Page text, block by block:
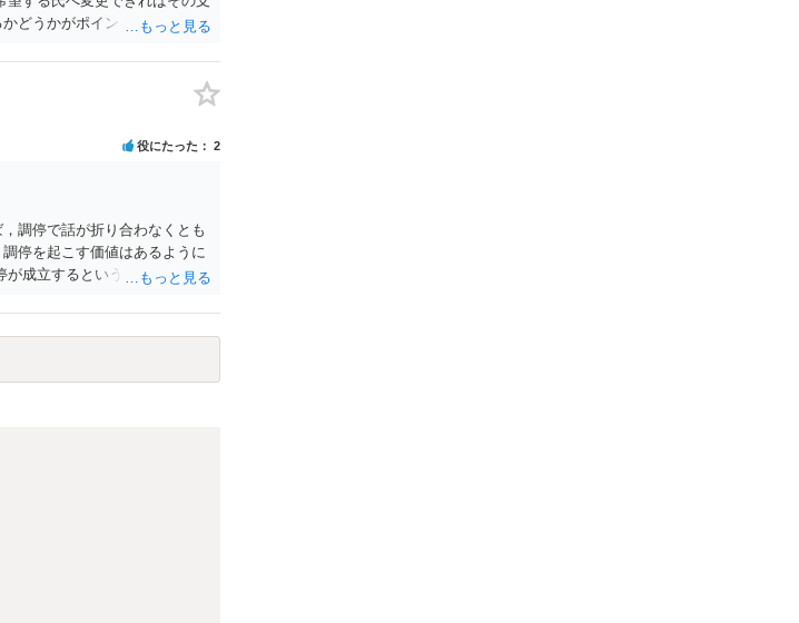
どうかがポイントです。 記録
ば、医学上確立されているPT
ように思います。 精神的・心
ん法律知識も要求されますの
立てに臨んだ方がよいと思わ
役にたった 2
調停で話が折り合わなくとも
停を起こす価値はあるように
成立するということはないた
人で対応するのは難しい側面も